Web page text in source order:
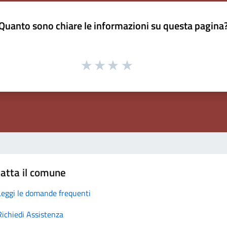
sono chiare le informazioni su questa
il comune
le domande frequenti
Assistenza